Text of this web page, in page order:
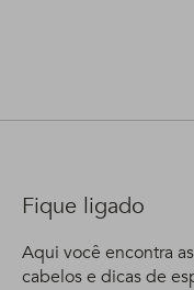
Fique ligado
Aqui você encontra
cabelos e dicas de